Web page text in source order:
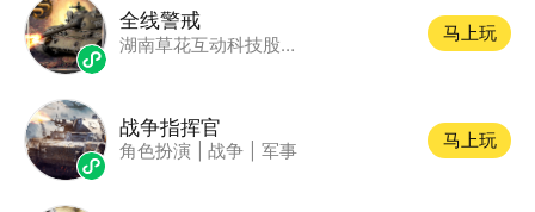
全线警戒
湖南草花互动科技股份公司
马上玩
战争指挥官
角色扮演 战争 军事
马上玩